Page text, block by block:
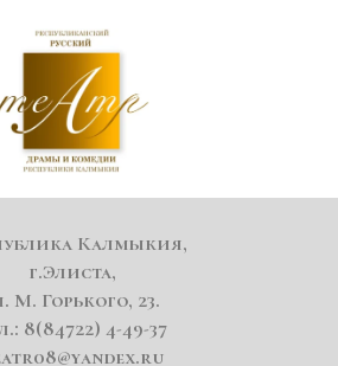
Калмыкия,
г.Элиста,
М. Горького, 23.
8(84722) 4-49-37